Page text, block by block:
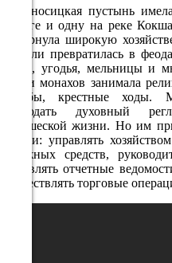
09.08
06:00
17.8°
759
71%
1.9
263°
Мироносицкая пустынь
Манаге и одну на реке
развернула широкую
обители превратилась в
земли, угодья, мельницы и
жизни монахов занимала
службы, крестные ходы.
соблюдать духовный
монашеской жизни. Но им
делами: управлять
денежных средств,
составлять отчетные
осуществлять торговые